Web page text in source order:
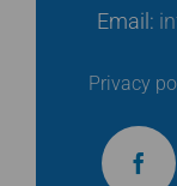
Email:
Privacy